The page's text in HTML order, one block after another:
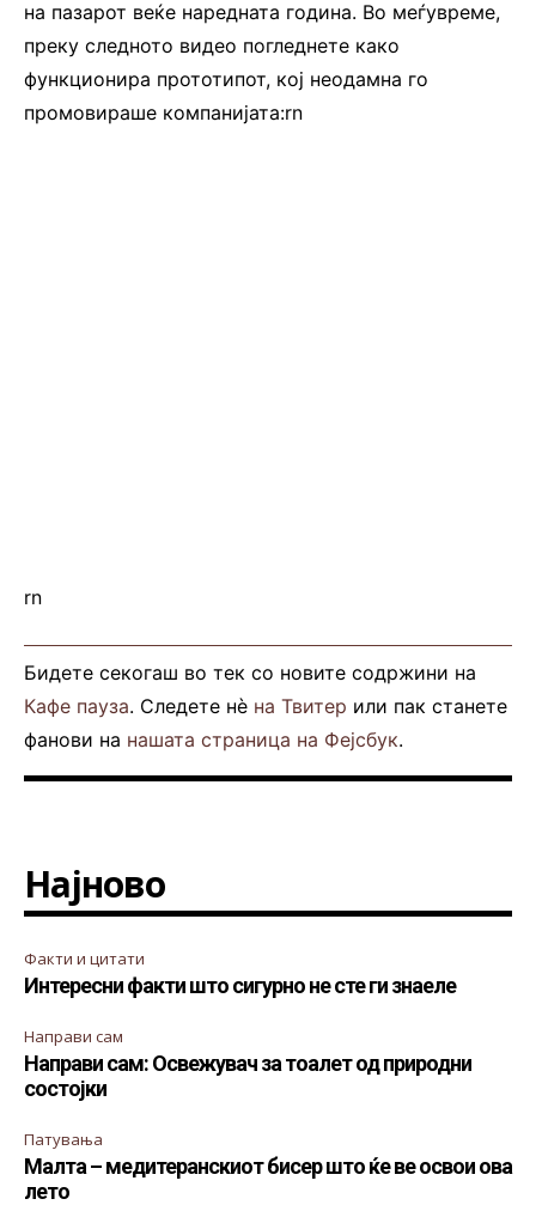
на пазарот веќе наредната година. Во меѓувреме,
преку следното видео погледнете како
функционира прототипот, кој неодамна го
промовираше компанијата:rn
rn
Бидете секогаш во тек со новите содржини на
Кафе пауза. Следете нè на Твитер или пак станете
фанови на нашата страница на Фејсбук.
Најново
Факти и цитати
Интересни факти што сигурно не сте ги знаеле
Направи сам
Направи сам: Освежувач за тоалет од природни
состојки
Патувања
Малта – медитеранскиот бисер што ќе ве освои ова
лето